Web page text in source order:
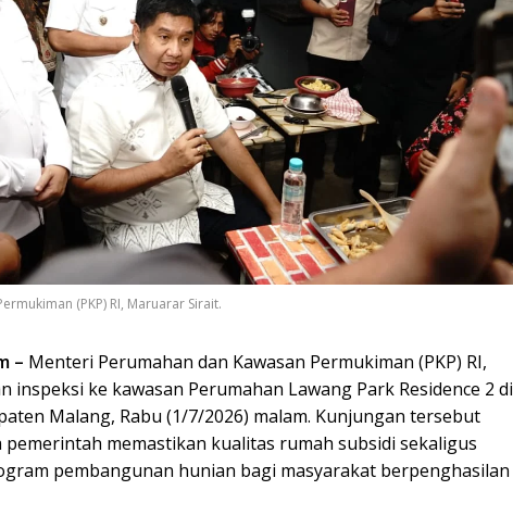
(PKP) RI, Maruarar Sirait.
– Menteri Perumahan dan Kawasan Permukiman (PKP) RI,
inspeksi ke kawasan Perumahan Lawang Park Residence 2 di
Malang, Rabu (1/7/2026) malam. Kunjungan tersebut
pemerintah memastikan kualitas rumah subsidi sekaligus
pembangunan hunian bagi masyarakat berpenghasilan